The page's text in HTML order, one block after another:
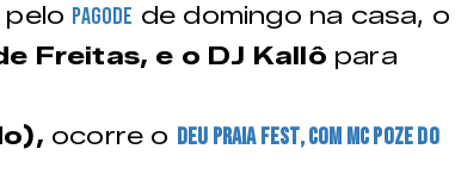
pelo pagode de domingo na casa, o
Freitas, e o DJ Kallô para
ocorre o Deu Praia Fest, com MC Poze do